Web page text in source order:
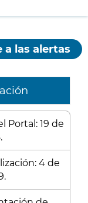
a las alertas
Portal: 19 de
4 de